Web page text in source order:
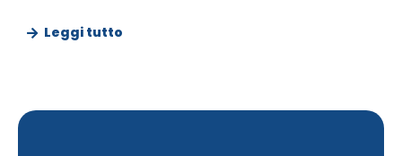
Leggi tutto